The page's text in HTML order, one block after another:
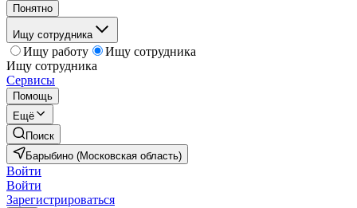
Понятно
Ищу сотрудника
Ищу работу
Ищу сотрудника
Ищу сотрудника
Сервисы
Помощь
Ещё
Поиск
Барыбино (Московская область)
Войти
Войти
Зарегистрироваться